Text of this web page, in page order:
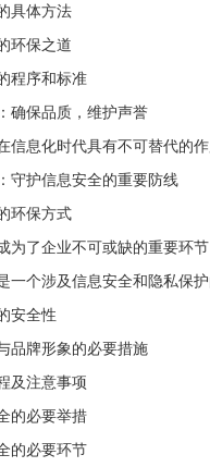
具体方法
环保之道
程序和标准
确保品质，维护声誉
信息化时代具有不可替代的作
守护信息安全的重要防线
环保方式
为了企业不可或缺的重要环节
一个涉及信息安全和隐私保
安全性
品牌形象的必要措施
及注意事项
的必要举措
的必要环节